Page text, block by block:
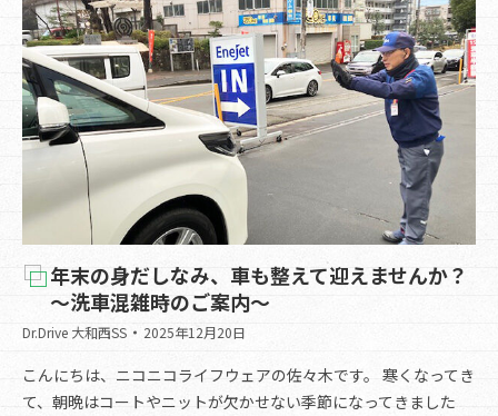
年末の身だしなみ、車も整えて迎えませんか？
～洗車混雑時のご案内～
Dr.Drive 大和西SS 2025年12月20日
こんにちは、ニコニコライフウェアの佐々木です。 寒くなってき
て、朝晩はコートやニットが欠かせない季節になってきました